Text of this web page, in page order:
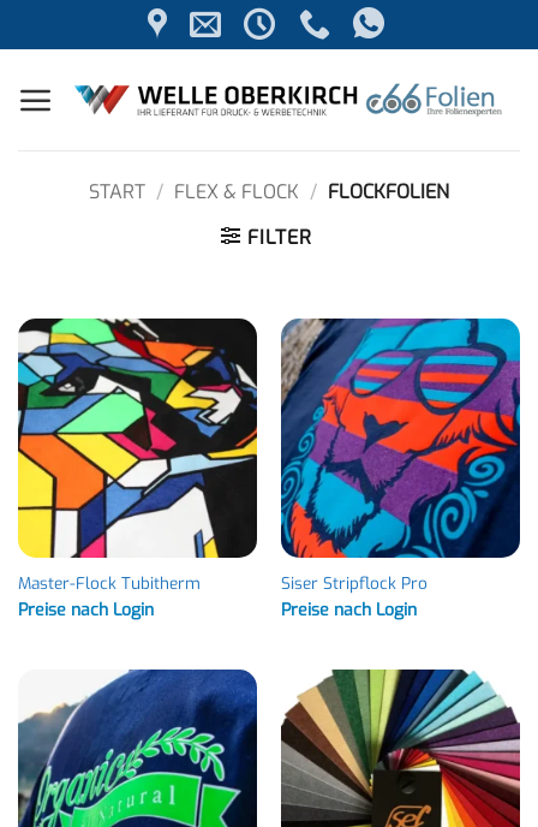
Inhalt
START / FLEX & FLOCK / FLOCKFOLIEN
FILTER
Master-Flock Tubitherm
Preise nach Login
Siser Stripflock Pro
Preise nach Login